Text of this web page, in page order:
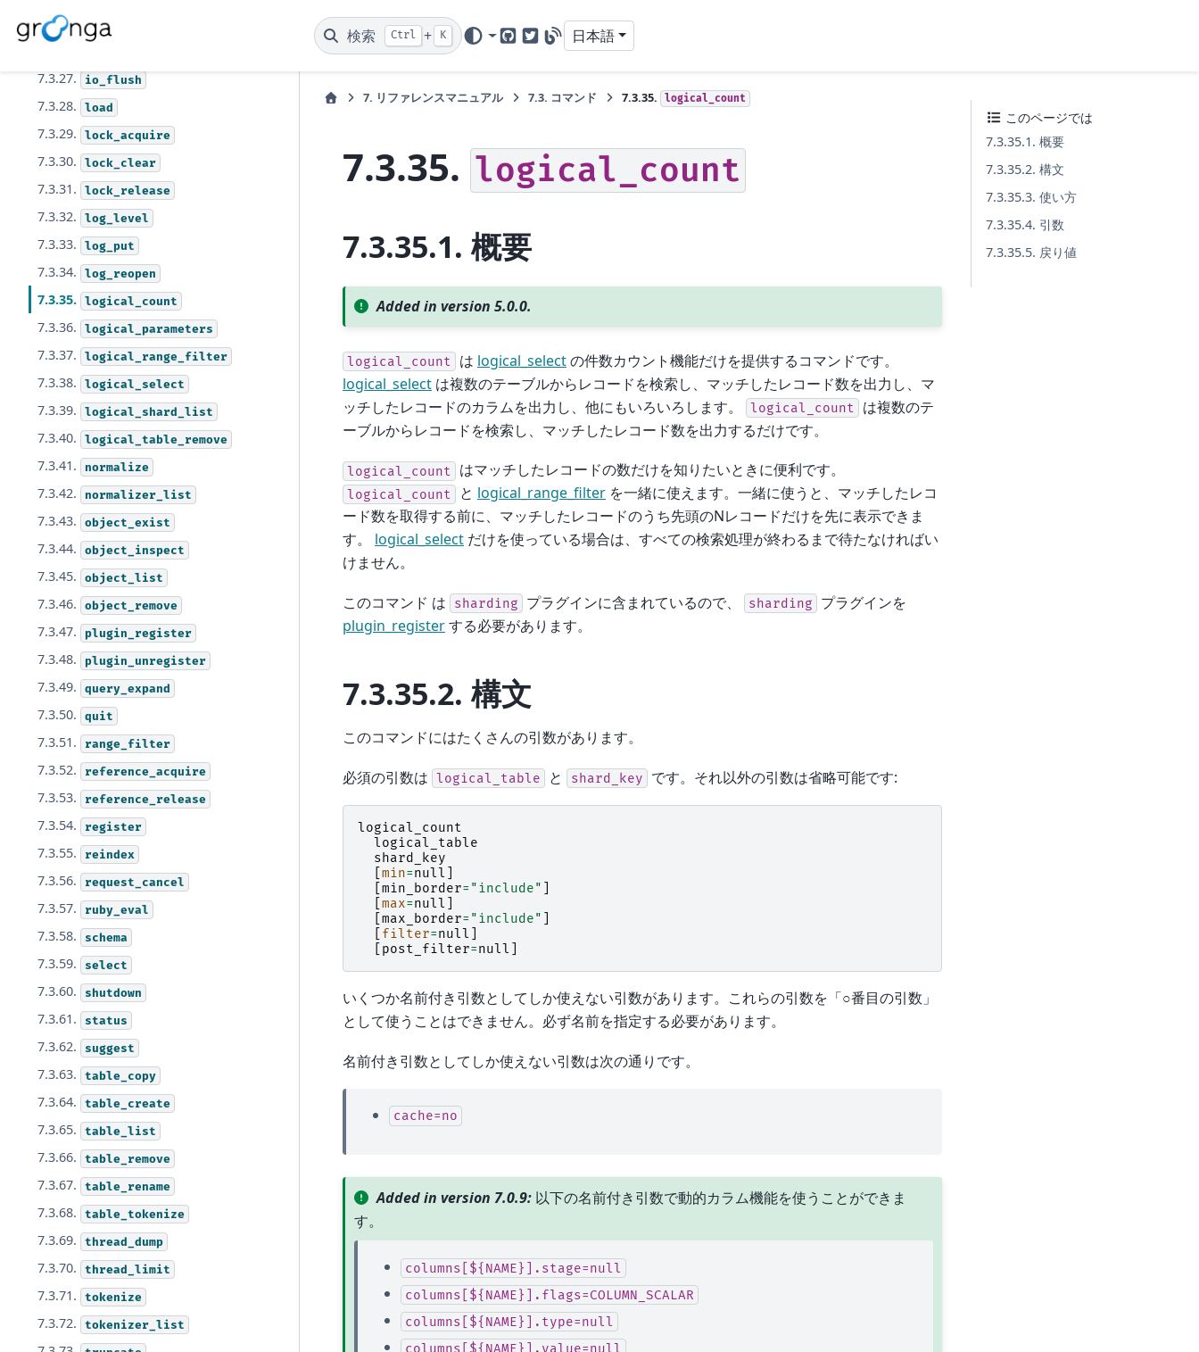
検索 Ctrl + K
GitHubTwitter
Blog
日本語
7.3.25. extract
7.3.27. io_flush
7.3.28. load
7.3.29. lock_acquire
7.3.30. lock_clear
7.3.31. lock_release
7.3.32. log_level
7.3.33. log_put
7.3.34. log_reopen
7.3.35. logical_count
7.3.36. logical_parameters
7.3.37. logical_range_filter
7.3.38. logical_select
7.3.39. logical_shard_list
7.3.40. logical_table_remove
7.3.41. normalize
7.3.42. normalizer_list
7.3.43. object_exist
7.3.44. object_inspect
7.3.45. object_list
7.3.46. object_remove
7.3.47. plugin_register
7.3.48. plugin_unregister
7.3.49. query_expand
7.3.50. quit
7.3.51. range_filter
7.3.52. reference_acquire
7.3.53. reference_release
7.3.54. register
7.3.55. reindex
7.3.56. request_cancel
7.3.57. ruby_eval
7.3.58. schema
7.3.59. select
7.3.60. shutdown
7.3.61. status
7.3.62. suggest
7.3.63. table_copy
7.3.64. table_create
7.3.65. table_list
7.3.66. table_remove
7.3.67. table_rename
7.3.68. table_tokenize
7.3.69. thread_dump
7.3.70. thread_limit
7.3.71. tokenize
7.3.72. tokenizer_list
7. リファレンスマニュアル 7.3. コマンド 7.3.35. logical_count
7.3.35. logical_count
7.3.35.1.概要
Added in version 5.0.0.
logical_count は logical_selectの件数カウント機能だけを提供するコマンドです。
logical_select は複数のテーブルからレコードを検索し、マッチしたレコード数を出力し、マ
ッチしたレコードのカラムを出力し、他にもいろいろします。
logical_count
は複数のテ
ーブルからレコードを検索し、マッチしたレコード数を出力するだけです。
logical_count はマッチしたレコードの数だけを知りたいときに便利です。
logical_count と logical_range_filter を一緒に使えます。一緒に使うと、マッチしたレコ
ード数を取得する前に、マッチしたレコードのうち先頭のNレコードだけを先に表示できま
す。 logical_select だけを使っている場合は、すべての検索処理が終わるまで待たなければい
けません。
このコマンド は sharding プラグインに含まれているので、 sharding
プラグインを
plugin_registerする必要があります。
7.3.35.2. 構文
このコマンドにはたくさんの引数があります。
必須の引数は logical_table と shard_key です。それ以外の引数は省略可能です:
logical_count
logical_table
shard_key
min=null
min_border= "include"
max=null
max_border= "include"
filter=null
post_filter=null
いくつか名前付き引数としてしか使えない引数があります。これらの引数を「○番目の引数」
として使うことはできません。必ず名前を指定する必要があります。
名前付き引数としてしか使えない引数は次の通りです。
cache=no
Added in version 7.0.9: 以下の名前付き引数で動的カラム機能を使うことができま
す。
columns[${NAME}].stage=null
columns[${NAME}].flags=COLUMN_SCALAR
columns[${NAME}].type=null
columns[${NAME}].value=null
このページでは
7.3.35.1. 概要
7.3.35.2. 構文
7.3.35.3. 使い方
7.3.35.4. 引数
7.3.35.5. 戻り値